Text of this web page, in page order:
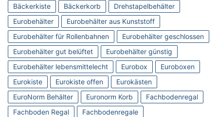
Bäckerkiste
Bäckerkorb
Drehstapelbehälter
Eurobehälter
Eurobehälter aus Kunststoff
Eurobehälter für Rollenbahnen
Eurobehälter geschlossen
Eurobehälter gut belüftet
Eurobehälter günstig
Eurobehälter lebensmittelecht
Eurobox
Euroboxen
Eurokiste
Eurokiste offen
Eurokästen
EuroNorm Behälter
Euronorm Korb
Fachbodenregal
Fachboden Regal
Fachbodenregale